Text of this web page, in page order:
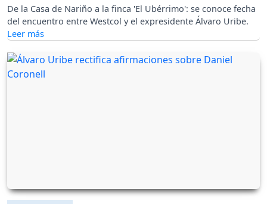
De la Casa de Nariño a la finca 'El Ubérrimo': se conoce fecha
del encuentro entre Westcol y el expresidente Álvaro Uribe.